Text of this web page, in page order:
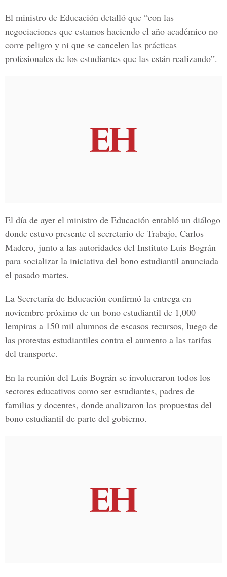
El ministro de Educación detalló que “con las
negociaciones que estamos haciendo el año académico no
corre peligro y ni que se cancelen las prácticas
profesionales de los estudiantes que las están realizando”.
El día de ayer el ministro de Educación entabló un diálogo
donde estuvo presente el secretario de Trabajo, Carlos
Madero, junto a las autoridades del Instituto Luis Bográn
para socializar la iniciativa del bono estudiantil anunciada
el pasado martes.
La Secretaría de Educación confirmó la entrega en
noviembre próximo de un bono estudiantil de 1,000
lempiras a 150 mil alumnos de escasos recursos, luego de
las protestas estudiantiles contra el aumento a las tarifas
del transporte.
En la reunión del Luis Bográn se involucraron todos los
sectores educativos como ser estudiantes, padres de
familias y docentes, donde analizaron las propuestas del
bono estudiantil de parte del gobierno.